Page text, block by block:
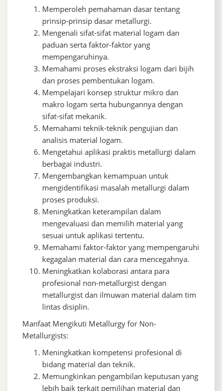
Memperoleh pemahaman dasar tentang
prinsip-prinsip dasar metallurgi.
Mengenali sifat-sifat material logam dan
paduan serta faktor-faktor yang
mempengaruhinya.
Memahami proses ekstraksi logam dari bijih
dan proses pembentukan logam.
Mempelajari konsep struktur mikro dan
makro logam serta hubungannya dengan
sifat-sifat mekanik.
Memahami teknik-teknik pengujian dan
analisis material logam.
Mengetahui aplikasi praktis metallurgi dalam
berbagai industri.
Mengembangkan kemampuan untuk
mengidentifikasi masalah metallurgi dalam
proses produksi.
Meningkatkan keterampilan dalam
mengevaluasi dan memilih material yang
sesuai untuk aplikasi tertentu.
Memahami faktor-faktor yang mempengaruhi
kegagalan material dan cara mencegahnya.
Meningkatkan kolaborasi antara para
profesional non-metallurgist dengan
metallurgist dan ilmuwan material dalam tim
lintas disiplin.
Manfaat Mengikuti Metallurgy for Non-
Metallurgists:
Meningkatkan kompetensi profesional di
bidang material dan teknik.
Memungkinkan pengambilan keputusan yang
lebih baik terkait pemilihan material dan